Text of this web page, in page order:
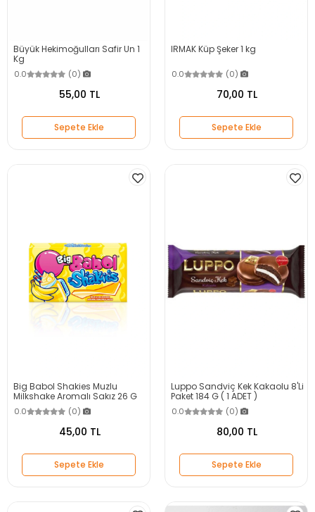
Büyük Hekimoğulları Safir Un 1
Kg
0.0 (0)
55,00 TL
Sepete Ekle
IRMAK Küp Şeker 1 kg
0.0 (0)
70,00 TL
Sepete Ekle
Big Babol Shakies Muzlu
Milkshake Aromalı Sakız 26 G
0.0 (0)
45,00 TL
Sepete Ekle
Luppo Sandviç Kek Kakaolu 8'Li
Paket 184 G ( 1 ADET )
0.0 (0)
80,00 TL
Sepete Ekle